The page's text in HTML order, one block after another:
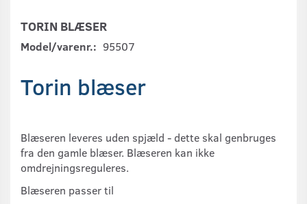
TORIN BLÆSER
Model/varenr.: 95507
Torin blæser
Blæseren leveres uden spjæld - dette skal genbruges
fra den gamle blæser. Blæseren kan ikke
omdrejningsreguleres.
Blæseren passer til